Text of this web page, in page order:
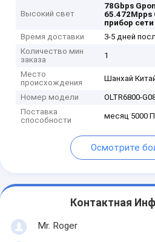
Высокий свет
78Gbps
65.472Mpps
прибор
Время доставки
3-5 дней
Количество мин
заказа
1
Место
происхождения
Шанхай
Номер модели
OLTR6800-
Поставка
способности
месяц 5000
Осмотрите
Контактная
Mr. Roger